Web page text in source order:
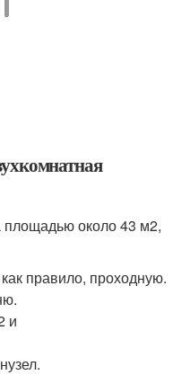
площадью около 43 м2,
правило, проходную.
и